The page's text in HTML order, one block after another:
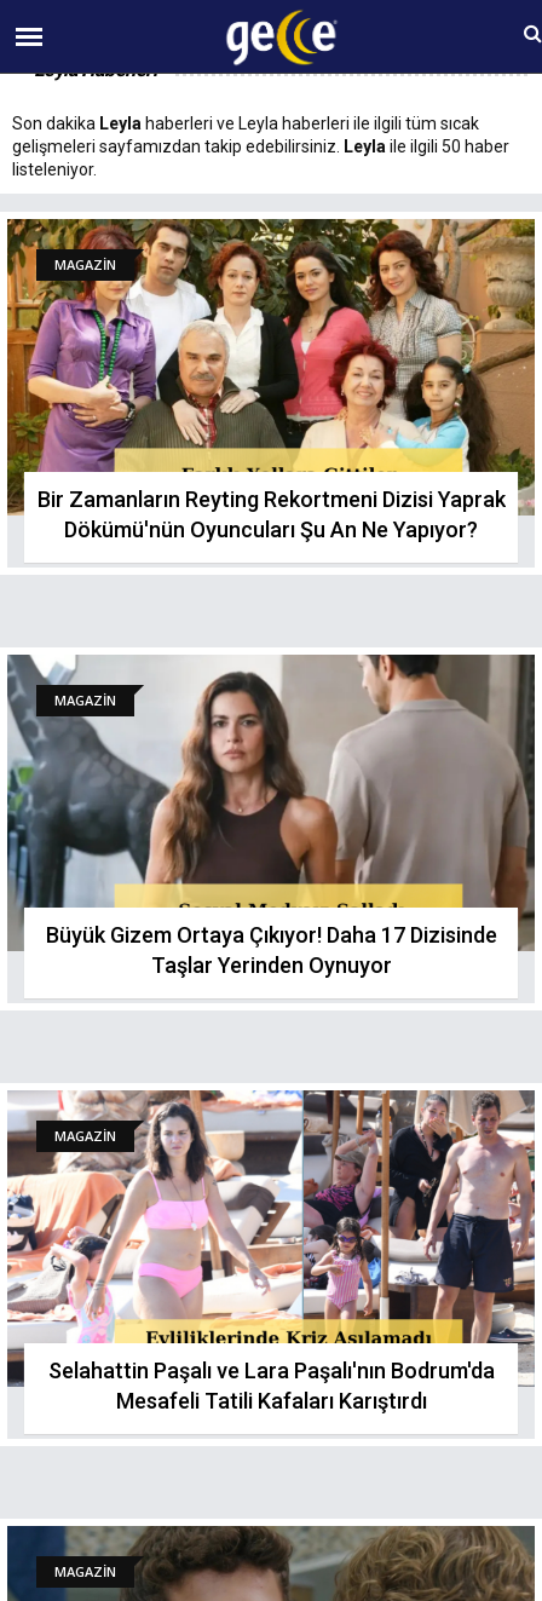
09 AĞUSTOS Pazar 09:40
Leyla Haberleri
Son dakika Leyla haberleri ve Leyla haberleri ile ilgili tüm sıcak
gelişmeleri sayfamızdan takip edebilirsiniz.
Leyla ile ilgili 50 haber
listeleniyor.
MAGAZİN
Bir Zamanların Reyting Rekortmeni Dizisi Yaprak
Dökümü'nün Oyuncuları Şu An Ne Yapıyor?
MAGAZİN
Büyük Gizem Ortaya Çıkıyor! Daha 17 Dizisinde
Taşlar Yerinden Oynuyor
MAGAZİN
Selahattin Paşalı ve Lara Paşalı'nın Bodrum'da
Mesafeli Tatili Kafaları Karıştırdı
MAGAZİN